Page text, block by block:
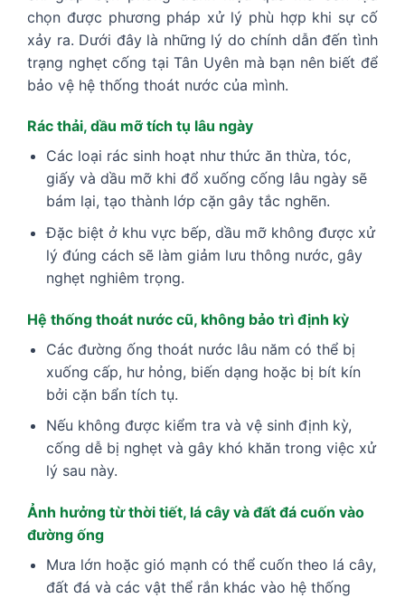
chọn được phương pháp xử lý phù hợp khi sự cố
xảy ra. Dưới đây là những lý do chính dẫn đến tình
trạng nghẹt cống tại Tân Uyên mà bạn nên biết để
bảo vệ hệ thống thoát nước của mình.
Rác thải, dầu mỡ tích tụ lâu ngày
Các loại rác sinh hoạt như thức ăn thừa, tóc,
giấy và dầu mỡ khi đổ xuống cống lâu ngày sẽ
bám lại, tạo thành lớp cặn gây tắc nghẽn.
Đặc biệt ở khu vực bếp, dầu mỡ không được xử
lý đúng cách sẽ làm giảm lưu thông nước, gây
nghẹt nghiêm trọng.
Hệ thống thoát nước cũ, không bảo trì định kỳ
Các đường ống thoát nước lâu năm có thể bị
xuống cấp, hư hỏng, biến dạng hoặc bị bít kín
bởi cặn bẩn tích tụ.
Nếu không được kiểm tra và vệ sinh định kỳ,
cống dễ bị nghẹt và gây khó khăn trong việc xử
lý sau này.
Ảnh hưởng từ thời tiết, lá cây và đất đá cuốn vào
đường ống
Mưa lớn hoặc gió mạnh có thể cuốn theo lá cây,
đất đá và các vật thể rắn khác vào hệ thống